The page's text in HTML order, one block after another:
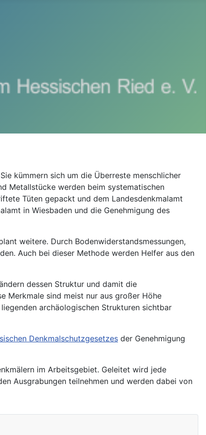
kümmern sich um die Überreste menschlicher
Metallstücke werden beim systematischen
Tüten gepackt und dem Landesdenkmalamt
in Wiesbaden und die Genehmigung des
weitere. Durch Bodenwiderstandsmessungen,
Auch bei dieser Methode werden Helfer aus den
dessen Struktur und damit die
Merkmale sind meist nur aus großer Höhe
archäologischen Strukturen sichtbar
Denkmalschutzgesetzes der Genehmigung
im Arbeitsgebiet. Geleitet wird jede
Ausgrabungen teilnehmen und werden dabei von